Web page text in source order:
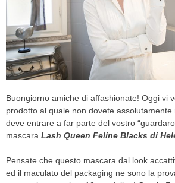
TRAVEL
PARTIES
CELEB
VIDEO
PRESS
CONTACT
Buongiorno amiche di affashionate! Oggi vi
prodotto al quale non dovete assolutamente
deve entrare a far parte del vostro
mascara Lash Queen Feline Blacks di
Pensate che questo mascara dal look
ed il maculato del packaging ne sono la